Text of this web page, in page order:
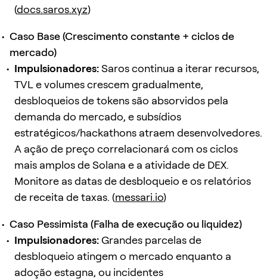
(docs.saros.xyz)
Caso Base (Crescimento constante + ciclos de
mercado)
Impulsionadores:Saros continua a iterar recursos,
TVL e volumes crescem gradualmente,
desbloqueios de tokens são absorvidos pela
demanda do mercado, e subsídios
estratégicos/hackathons atraem desenvolvedores.
A ação de preço correlacionará com os ciclos
mais amplos de Solana e a atividade de DEX.
Monitore as datas de desbloqueio e os relatórios
de receita de taxas. (messari.io)
Caso Pessimista (Falha de execução ou liquidez)
Impulsionadores:Grandes parcelas de
desbloqueio atingem o mercado enquanto a
adoção estagna, ou incidentes